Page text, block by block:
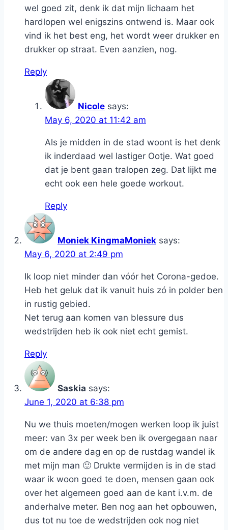
wel goed zit, denk ik dat mijn lichaam het
hardlopen wel enigszins ontwend is. Maar ook
vind ik het best eng, het wordt weer drukker en
drukker op straat. Even aanzien, nog.
Reply
Nicole says:
May 6, 2020 at 11:42 am
Als je midden in de stad woont is het denk
ik inderdaad wel lastiger Ootje. Wat goed
dat je bent gaan tralopen zeg. Dat lijkt me
echt ook een hele goede workout.
Reply
Moniek KingmaMoniek says:
May 6, 2020 at 2:49 pm
Ik loop niet minder dan vóór het Corona-gedoe.
Heb het geluk dat ik vanuit huis zó in polder ben
in rustig gebied.
Net terug aan komen van blessure dus
wedstrijden heb ik ook niet echt gemist.
Reply
Saskia says:
June 1, 2020 at 6:38 pm
Nu we thuis moeten/mogen werken loop ik juist
meer: van 3x per week ben ik overgegaan naar
om de andere dag en op de rustdag wandel ik
met mijn man 🙂 Drukte vermijden is in de stad
waar ik woon goed te doen, mensen gaan ook
over het algemeen goed aan de kant i.v.m. de
anderhalve meter. Ben nog aan het opbouwen,
dus tot nu toe de wedstrijden ook nog niet